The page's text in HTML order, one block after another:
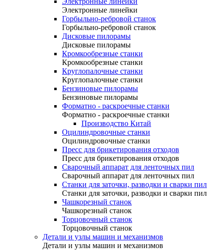
Электронные линейки
Горбыльно-ребровой станок
Горбыльно-ребровой станок
Дисковые пилорамы
Дисковые пилорамы
Кромкообрезные станки
Кромкообрезные станки
Круглопалочные станки
Круглопалочные станки
Бензиновые пилорамы
Бензиновые пилорамы
Форматно - раскроечные станки
Форматно - раскроечные станки
Производство Китай
Оцилиндровочные станки
Оцилиндровочные станки
Пресс для брикетирования отходов
Пресс для брикетирования отходов
Сварочный аппарат для ленточных пил
Сварочный аппарат для ленточных пил
Станки для заточки, разводки и сварки пил
Станки для заточки, разводки и сварки пил
Чашкорезный станок
Чашкорезный станок
Торцовочный станок
Торцовочный станок
Детали и узлы машин и механизмов
Детали и узлы машин и механизмов